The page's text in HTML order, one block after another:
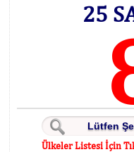
25
Ülkeler Listesi İçin